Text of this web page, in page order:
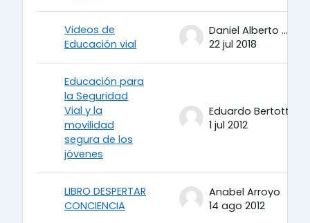
Videos de
Educación vial
Daniel Alberto Oviedo Sotelo
22 jul 2018
Educación para
la Seguridad
Vial y la
movilidad
segura de los
jóvenes
Eduardo Bertotti
1 jul 2012
LIBRO DESPERTAR
CONCIENCIA
Anabel Arroyo
14 ago 2012